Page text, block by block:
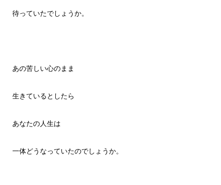
待っていたでしょうか。
あの苦しい心のまま
生きているとしたら
あなたの人生は
一体どうなっていたのでしょうか。